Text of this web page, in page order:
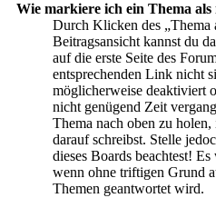
Wie markiere ich ein Thema als
Durch Klicken des „Thema
Beitragsansicht kannst du
auf die erste Seite des
entsprechenden Link nicht
möglicherweise deaktiviert
nicht genügend Zeit
Thema nach oben zu
darauf schreibst. Stelle
dieses Boards beachtest!
wenn ohne triftigen Grund
Themen geantwortet wird.